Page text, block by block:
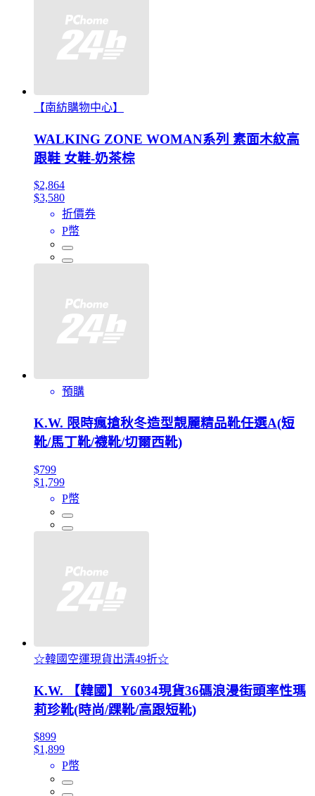
【南紡購物中心】
WALKING ZONE WOMAN系列 素面木紋高
跟鞋 女鞋-奶茶棕
$2,864
$3,580
折價券
P幣
預購
K.W. 限時瘋搶秋冬造型靚麗精品靴任選A(短
靴/馬丁靴/襪靴/切爾西靴)
$799
$1,799
P幣
☆韓國空運現貨出清49折☆
K.W. 【韓國】Y6034現貨36碼浪漫街頭率性瑪
莉珍靴(時尚/踝靴/高跟短靴)
$899
$1,899
P幣